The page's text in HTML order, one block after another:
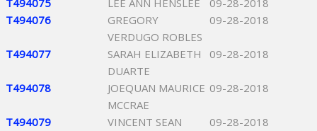
T494075 LEE ANN HENSLEE
09-28-2018
T494076
GREGORY
VERDUGO ROBLES
09-28-2018
T494077
SARAH ELIZABETH
DUARTE
09-28-2018
T494078
JOEQUAN MAURICE
MCCRAE
09-28-2018
T494079
VINCENT SEAN
09-28-2018